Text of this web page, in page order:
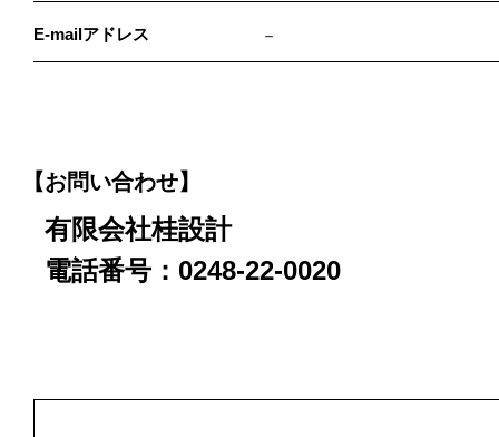
E-mailアドレス －
【お問い合わせ】
有限会社桂設計
電話番号：0248-22-0020